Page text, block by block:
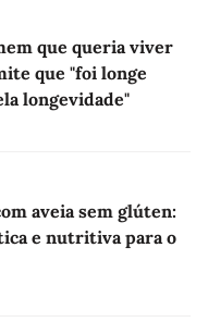
que queria viver
que "foi longe
longevidade"
aveia sem glúten:
e nutritiva para o